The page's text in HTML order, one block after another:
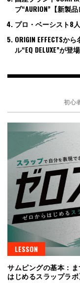
ブ“AURION”【新製品
プロ・ベーシスト8
ORIGIN EFFECTSか
ル“EQ DELUXE”が登場
初心
LESSON
サムピングの基本：
はじめるスラップラ